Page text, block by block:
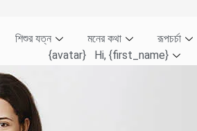
শিশুর যত্ন মনের কথা রূপচর্চা
{avatar} Hi, {first_name}